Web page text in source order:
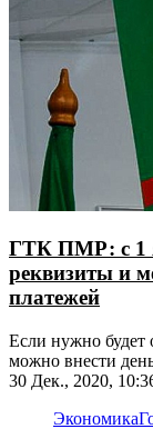
ГТК ПМР: с 1
реквизиты и
платежей
Если нужно будет
можно внести
30 Дек., 2020,
Экономика